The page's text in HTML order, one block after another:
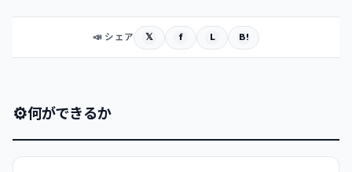
📣 シェア 𝕏 f L B!
⚙何ができるか